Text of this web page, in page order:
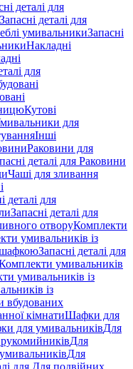
деталі для
Запасні деталі для
умивальникиЗапасні
Накладні
для
Кутові
для
Інші
Раковини для
деталі для Раковини
Чаші для зливання
деталі для
Запасні деталі для
отворуКомплекти
умивальників із
шафкоюЗапасні деталі для
умивальників
умивальників із
із
вбудованих
кімнатиШафки для
для умивальниківДля
рукомийниківДля
Для
для Для подвійних